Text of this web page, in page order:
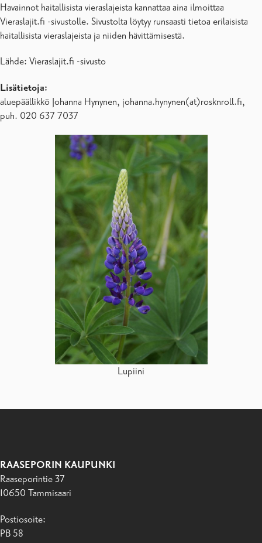
Havainnot haitallisista vieraslajeista kannattaa aina ilmoittaa
Vieraslajit.fi -sivustolle. Sivustolta löytyy runsaasti tietoa erilaisista
haitallisista vieraslajeista ja niiden hävittämisestä.
Lähde: Vieraslajit.fi -sivusto
Lisätietoja:
aluepäällikkö Johanna Hynynen, johanna.hynynen(at)rosknroll.fi,
puh. 020 637 7037
Lupiini
RAASEPORIN KAUPUNKI
Raaseporintie 37
10650 Tammisaari
Postiosoite:
PB 58